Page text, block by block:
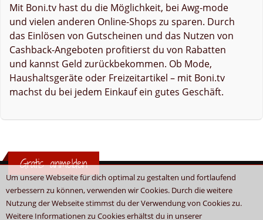
Um unsere Webseite für dich optimal zu gestalten und fortlaufend
verbessern zu können, verwenden wir Cookies. Durch die weitere
Nutzung der Webseite stimmst du der Verwendung von Cookies zu.
Weitere Informationen zu Cookies erhältst du in unserer
Mit Boni.tv hast du die Möglichkeit, bei Awg-mode
und vielen anderen Online-Shops zu sparen. Durch
das Einlösen von Gutscheinen und das Nutzen von
Cashback-Angeboten profitierst du von Rabatten
und kannst Geld zurückbekommen. Ob Mode,
Haushaltsgeräte oder Freizeitartikel – mit Boni.tv
machst du bei jedem Einkauf ein gutes Geschäft.
Gratis anmelden